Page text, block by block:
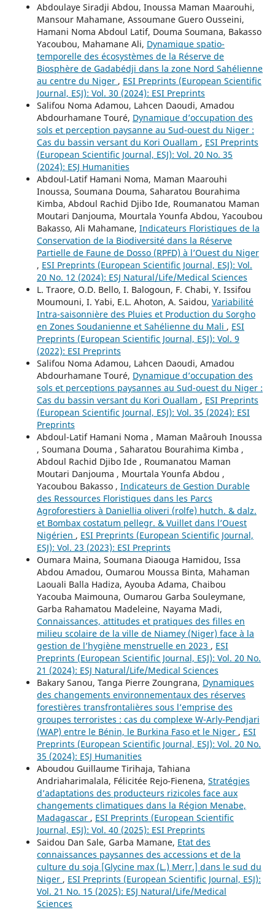
Abdoulaye Siradji Abdou, Inoussa Maman Maarouhi,
Mansour Mahamane, Assoumane Guero Ousseini,
Hamani Noma Abdoul Latif, Douma Soumana, Bakasso
Yacoubou, Mahamane Ali, Dynamique spatio-
temporelle des écosystèmes de la Réserve de
Biosphère de Gadabédji dans la zone Nord Sahélienne
au centre du Niger , ESI Preprints (European Scientific
Journal, ESJ): Vol. 30 (2024): ESI Preprints
Salifou Noma Adamou, Lahcen Daoudi, Amadou
Abdourhamane Touré, Dynamique d’occupation des
sols et perception paysanne au Sud-ouest du Niger :
Cas du bassin versant du Kori Ouallam , ESI Preprints
(European Scientific Journal, ESJ): Vol. 20 No. 35
(2024): ESJ Humanities
Abdoul-Latif Hamani Noma, Maman Maarouhi
Inoussa, Soumana Douma, Saharatou Bourahima
Kimba, Abdoul Rachid Djibo Ide, Roumanatou Maman
Moutari Danjouma, Mourtala Younfa Abdou, Yacoubou
Bakasso, Ali Mahamane, Indicateurs Floristiques de la
Conservation de la Biodiversité dans la Réserve
Partielle de Faune de Dosso (RPFD) à l’Ouest du Niger
, ESI Preprints (European Scientific Journal, ESJ): Vol.
20 No. 12 (2024): ESJ Natural/Life/Medical Sciences
L. Traore, O.D. Bello, I. Balogoun, F. Chabi, Y. Issifou
Moumouni, I. Yabi, E.L. Ahoton, A. Saidou, Variabilité
Intra-saisonnière des Pluies et Production du Sorgho
en Zones Soudanienne et Sahélienne du Mali , ESI
Preprints (European Scientific Journal, ESJ): Vol. 9
(2022): ESI Preprints
Salifou Noma Adamou, Lahcen Daoudi, Amadou
Abdourhamane Touré, Dynamique d’occupation des
sols et perceptions paysannes au Sud-ouest du Niger :
Cas du bassin versant du Kori Ouallam , ESI Preprints
(European Scientific Journal, ESJ): Vol. 35 (2024): ESI
Preprints
Abdoul-Latif Hamani Noma , Maman Maârouh Inoussa
, Soumana Douma , Saharatou Bourahima Kimba ,
Abdoul Rachid Djibo Ide , Roumanatou Maman
Moutari Danjouma , Mourtala Younfa Abdou ,
Yacoubou Bakasso , Indicateurs de Gestion Durable
des Ressources Floristiques dans les Parcs
Agroforestiers à Daniellia oliveri (rolfe) hutch. & dalz.
et Bombax costatum pellegr. & Vuillet dans l’Ouest
Nigérien , ESI Preprints (European Scientific Journal,
ESJ): Vol. 23 (2023): ESI Preprints
Oumara Maina, Soumana Diaouga Hamidou, Issa
Abdou Amadou, Oumarou Moussa Binta, Mahaman
Laouali Balla Hadiza, Ayouba Adama, Chaibou
Yacouba Maimouna, Oumarou Garba Souleymane,
Garba Rahamatou Madeleine, Nayama Madi,
Connaissances, attitudes et pratiques des filles en
milieu scolaire de la ville de Niamey (Niger) face à la
gestion de l’hygiène menstruelle en 2023 , ESI
Preprints (European Scientific Journal, ESJ): Vol. 20 No.
21 (2024): ESJ Natural/Life/Medical Sciences
Bakary Sanou, Tanga Pierre Zoungrana, Dynamiques
des changements environnementaux des réserves
forestières transfrontalières sous l’emprise des
groupes terroristes : cas du complexe W-Arly-Pendjari
(WAP) entre le Bénin, le Burkina Faso et le Niger , ESI
Preprints (European Scientific Journal, ESJ): Vol. 20 No.
35 (2024): ESJ Humanities
Aboudou Guillaume Tirihaja, Tahiana
Andriaharimalala, Félicitée Rejo-Fienena, Stratégies
d’adaptations des producteurs rizicoles face aux
changements climatiques dans la Région Menabe,
Madagascar , ESI Preprints (European Scientific
Journal, ESJ): Vol. 40 (2025): ESI Preprints
Saidou Dan Sale, Garba Mamane, Etat des
connaissances paysannes des accessions et de la
culture du soja [Glycine max (L.) Merr.] dans le sud du
Niger , ESI Preprints (European Scientific Journal, ESJ):
Vol. 21 No. 15 (2025): ESJ Natural/Life/Medical
Sciences